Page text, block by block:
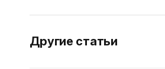
Другие статьи